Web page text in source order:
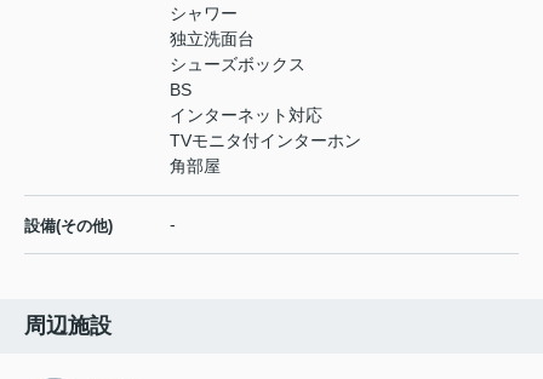
シャワー
独立洗面台
シューズボックス
BS
インターネット対応
TVモニタ付インターホン
角部屋
設備(その他) -
周辺施設